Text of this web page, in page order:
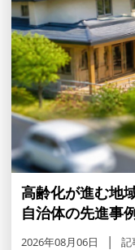
高齢化が進む地
自治体の先進事
2026年08月06日 記